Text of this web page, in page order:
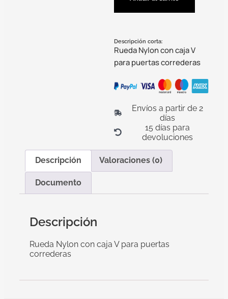
Descripción corta:
Rueda Nylon con caja V
para puertas correderas
Envíos a partir de 2
días
15 días para
devoluciones
Descripción Valoraciones (0)
Documento
Descripción
Rueda Nylon con caja V para puertas
correderas